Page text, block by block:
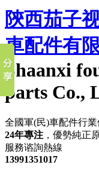
陝西茄子
車配件有
Shaanxi
parts Co.,
全國軍(民)車配件行
24年專注 ，優勢純
服務谘詢熱線
13991351017